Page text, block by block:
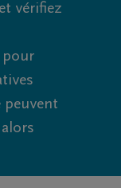
vérifiez
pour
peuvent